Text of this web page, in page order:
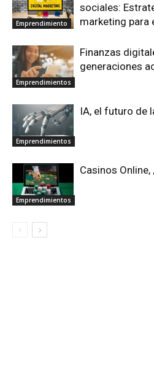
Emprendimiento
sociales:
marketing para
Emprendimientos
Finanzas
generaciones
Emprendimientos
IA, el futuro de
Emprendimientos
Casinos